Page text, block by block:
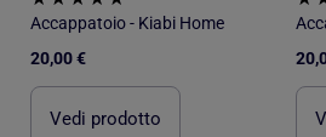
Accappatoio - Kiabi Home
20,00 €
Vedi prodotto